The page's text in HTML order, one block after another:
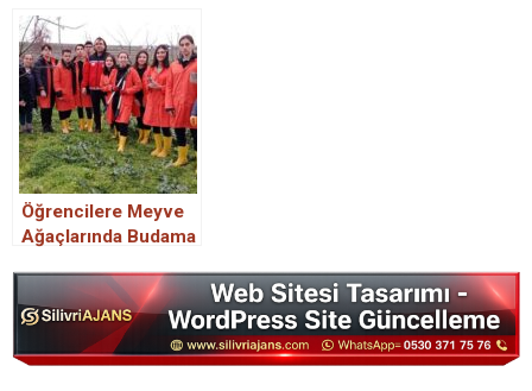
Öğrencilere Meyve
Ağaçlarında Budama